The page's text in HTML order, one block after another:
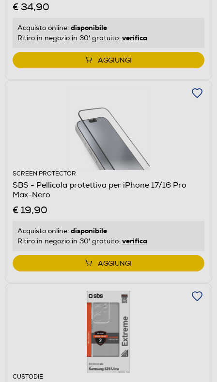
€ 34,90
Acquisto online: disponibile
Ritiro in negozio in 30' gratuito: verifica
AGGIUNGI
SCREEN PROTECTOR
SBS - Pellicola protettiva per iPhone 17/16 Pro
Max-Nero
€ 19,90
Acquisto online: disponibile
Ritiro in negozio in 30' gratuito: verifica
AGGIUNGI
CUSTODIE